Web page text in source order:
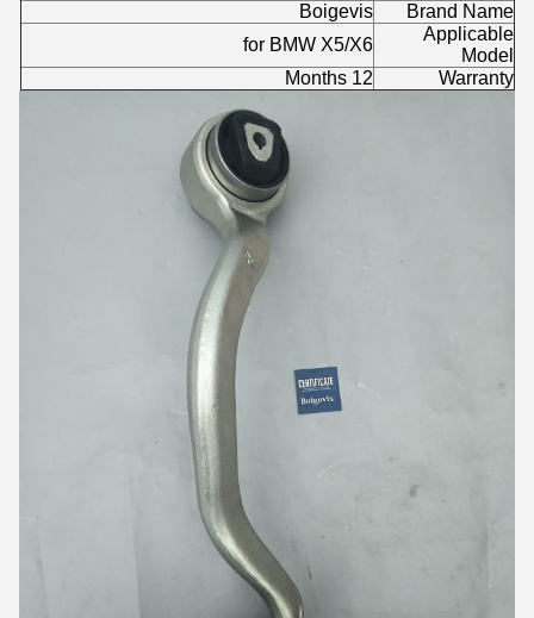
Brand Name
Boigevis
Applicable
Model
for BMW X5/X6
Warranty
12 Months